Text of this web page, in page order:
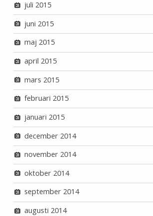
juli 2015
juni 2015
maj 2015
april 2015
mars 2015
februari 2015
januari 2015
december 2014
november 2014
oktober 2014
september 2014
augusti 2014